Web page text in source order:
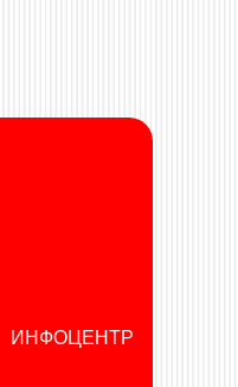
ИНФОЦЕНТР